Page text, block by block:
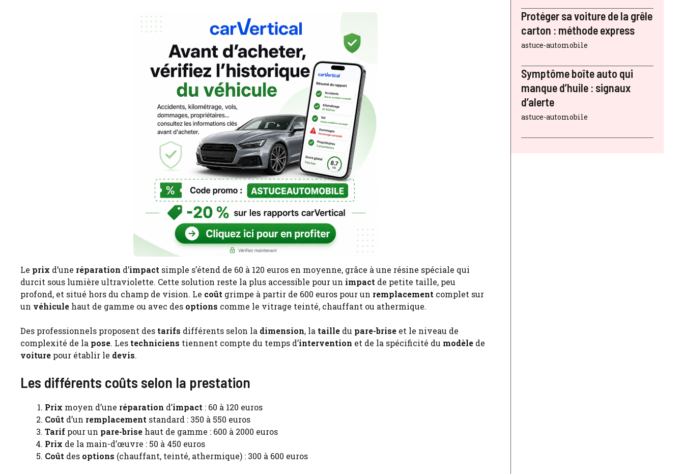
Le prix d’une réparation d’impact simple s’étend de 60 à 120 euros en moyenne, grâce à une résine spéciale qui
durcit sous lumière ultraviolette. Cette solution reste la plus accessible pour un impact de petite taille, peu
profond, et situé hors du champ de vision. Le coût grimpe à partir de 600 euros pour un remplacement complet sur
un véhicule haut de gamme ou avec des options comme le vitrage teinté, chauffant ou athermique.
Des professionnels proposent des tarifs différents selon la dimension, la taille du pare-brise et le niveau de
complexité de la pose. Les techniciens tiennent compte du temps d’intervention et de la spécificité du modèle de
voiture pour établir le devis.
Les différents coûts selon la prestation
Prix moyen d’une réparation d’impact : 60 à 120 euros
Coût d’un remplacement standard : 350 à 550 euros
Tarif pour un pare-brise haut de gamme : 600 à 2000 euros
Prix de la main-d’œuvre : 50 à 450 euros
Coût des options (chauffant, teinté, athermique) : 300 à 600 euros
Protéger sa voiture de la grêle
carton : méthode express
astuce-automobile
Symptôme boîte auto qui
manque d’huile : signaux
d’alerte
astuce-automobile